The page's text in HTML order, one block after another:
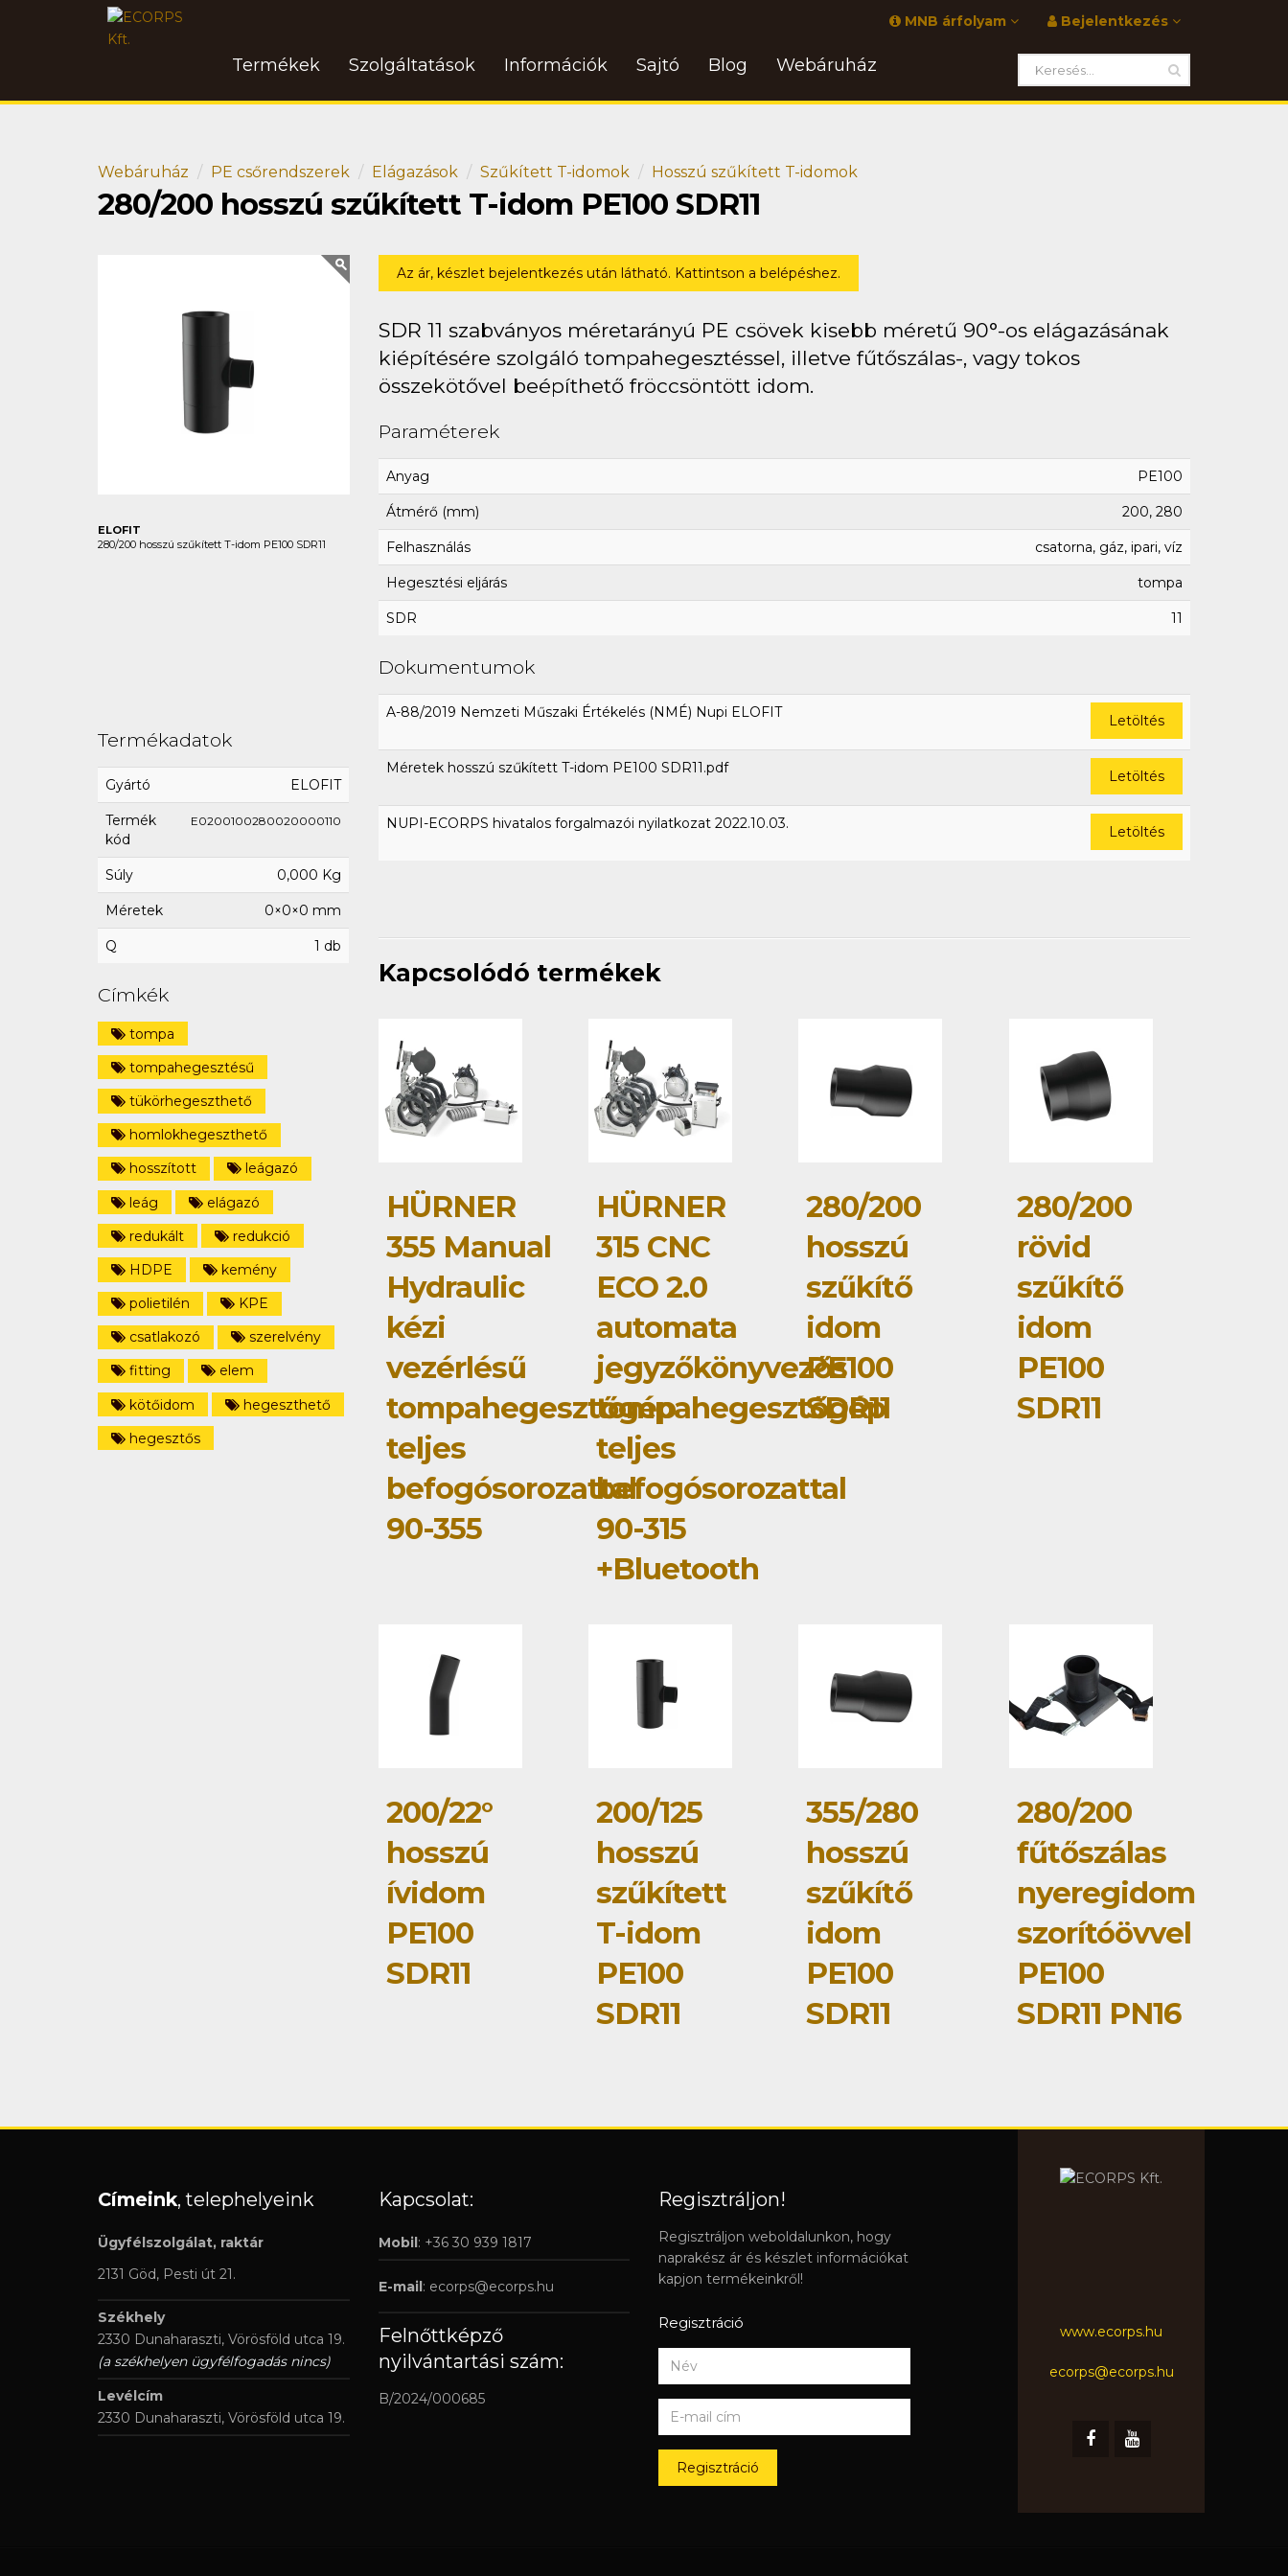
Bejelentkezés
MNB árfolyam
Termékek Szolgáltatások Információk Sajtó Blog Webáruház
Webáruház PE csőrendszerek Elágazások Szűkített T-idomok Hosszú szűkített T-idomok
280/200 hosszú szűkített T-idom PE100 SDR11
ELOFIT
280/200 hosszú szűkített T-idom PE100 SDR11
Az ár, készlet bejelentkezés után látható. Kattintson a belépéshez.
SDR 11 szabványos méretarányú PE csövek kisebb méretű 90°-os elágazásának
kiépítésére szolgáló tompahegesztéssel, illetve fűtőszálas-, vagy tokos
összekötővel beépíthető fröccsöntött idom.
Paraméterek
Anyag PE100
Átmérő (mm) 200, 280
Felhasználás csatorna, gáz, ipari, víz
Hegesztési eljárás tompa
SDR 11
Dokumentumok
A-88/2019 Nemzeti Műszaki Értékelés (NMÉ) Nupi ELOFIT Letöltés
Méretek hosszú szűkített T-idom PE100 SDR11.pdf Letöltés
NUPI-ECORPS hivatalos forgalmazói nyilatkozat 2022.10.03. Letöltés
Termékadatok
Gyártó ELOFIT
Termék
kód
E0200100280020000110
Súly 0,000 Kg
Méretek 0×0×0 mm
Q 1 db
Címkék
tompa
tompahegesztésű
tükörhegeszthető
homlokhegeszthető
hosszított
leágazó
leág
elágazó
redukált
redukció
HDPE
kemény
polietilén
KPE
csatlakozó
szerelvény
fitting
elem
kötőidom
hegeszthető
hegesztős
Kapcsolódó termékek
HÜRNER
355 Manual
Hydraulic
kézi
vezérlésű
tompahegesztőgép
teljes
befogósorozattal
90-355
HÜRNER
315 CNC
ECO 2.0
automata
jegyzőkönyvezős
tompahegesztőgép
teljes
befogósorozattal
90-315
+Bluetooth
280/200
hosszú
szűkítő
idom
PE100
SDR11
280/200
rövid
szűkítő
idom
PE100
SDR11
200/22°
hosszú
ívidom
PE100
SDR11
200/125
hosszú
szűkített
T-idom
PE100
SDR11
355/280
hosszú
szűkítő
idom
PE100
SDR11
280/200
fűtőszálas
nyeregidom
szorítóövvel
PE100
SDR11 PN16
Címeink, telephelyeink
Ügyfélszolgálat, raktár
2131 Göd, Pesti út 21.
Székhely
2330 Dunaharaszti, Vörösföld utca 19.
(a székhelyen ügyfélfogadás nincs)
Levélcím
2330 Dunaharaszti, Vörösföld utca 19.
Kapcsolat:
Mobil: +36 30 939 1817
E-mail: ecorps@ecorps.hu
Felnőttképző
nyilvántartási szám:
B/2024/000685
Regisztráljon!
Regisztráljon weboldalunkon, hogy
naprakész ár és készlet információkat
kapjon termékeinkről!
Regisztráció
Regisztráció
www.ecorps.hu
ecorps@ecorps.hu